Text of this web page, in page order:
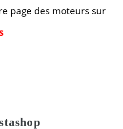
page des moteurs sur